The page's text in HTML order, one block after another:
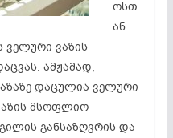
ოსთ
ან
ველური ვაზის
ამჟამად,
დაცულია ველური
მსოფლიო
განსაზღვრის და